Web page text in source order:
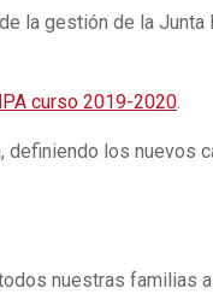
la gestión de la
curso 2019-2020.
definiendo los nuevos
nuestras familias